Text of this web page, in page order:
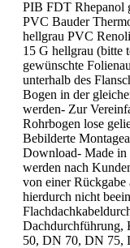
PIB FDT Rhepanol
PVC Bauder
hellgrau PVC
15 G hellgrau (bitte
gewünschte
unterhalb des
Bogen in der
werden- Zur
Rohrbogen lose
Bebilderte
Download- Made
werden nach
von einer
hierdurch nicht
Dachdurchführung,
50, DN 70, DN 75,